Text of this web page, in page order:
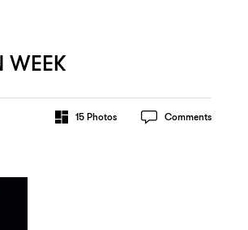
WEEK
15Photos Comments